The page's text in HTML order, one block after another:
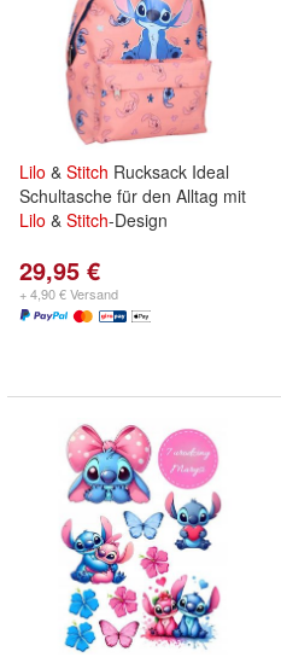
Lilo & Stitch Rucksack Ideal
Schultasche für den Alltag mit
Lilo & Stitch-Design
29,95 €
+ 4,90 € Versand